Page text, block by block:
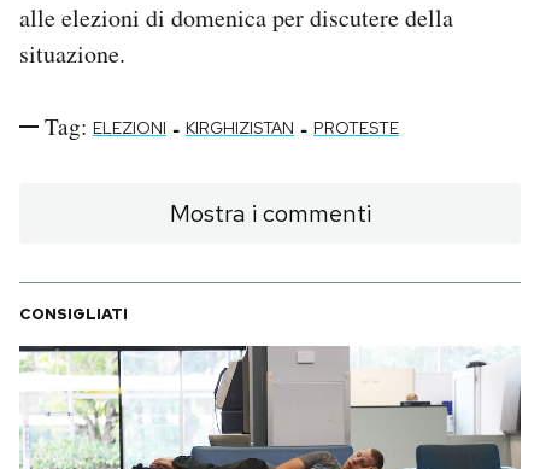
alle elezioni di domenica per discutere della
situazione.
Tag: ELEZIONI - KIRGHIZISTAN - PROTESTE
Mostra i commenti
CONSIGLIATI